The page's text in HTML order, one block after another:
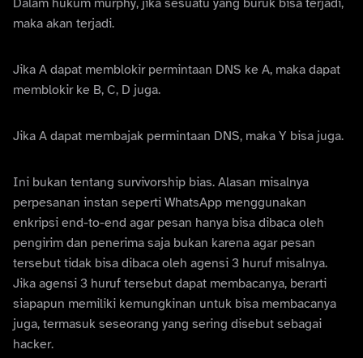
Dalam hukum murphy, jika sesuatu yang buruk bisa terjadi,
maka akan terjadi.
Jika A dapat memblokir permintaan DNS ke A, maka dapat
memblokir ke B, C, D juga.
Jika A dapat membajak permintaan DNS, maka Y bisa juga.
Ini bukan tentang survivorship bias. Alasan misalnya
perpesanan instan seperti WhatsApp menggunakan
enkripsi end-to-end agar pesan hanya bisa dibaca oleh
pengirim dan penerima saja bukan karena agar pesan
tersebut tidak bisa dibaca oleh agensi 3 huruf misalnya.
Jika agensi 3 huruf tersebut dapat membacanya, berarti
siapapun memiliki kemungkinan untuk bisa membacanya
juga, termasuk seseorang yang sering disebut sebagai
hacker.